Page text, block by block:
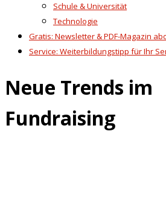
Schule & Universität
Technologie
Gratis: Newsletter & PDF-Magazin
Service: Weiterbildungstipp für Ihr
Neue Trends im
Fundraising